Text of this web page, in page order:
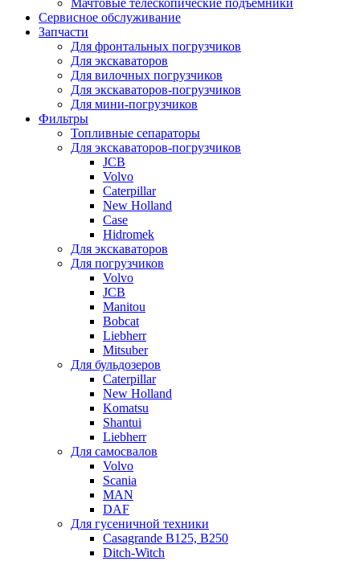
Сервисное обслуживание
Запчасти
Для фронтальных погрузчиков
Для экскаваторов
Для вилочных погрузчиков
Для экскаваторов-погрузчиков
Для мини-погрузчиков
Фильтры
Топливные сепараторы
Для экскаваторов-погрузчиков
JCB
Volvo
Caterpillar
New Holland
Case
Hidromek
Для экскаваторов
Для погрузчиков
Volvo
JCB
Manitou
Bobcat
Liebherr
Mitsuber
Для бульдозеров
Caterpillar
New Holland
Komatsu
Shantui
Liebherr
Для самосвалов
Volvo
Scania
MAN
DAF
Для гусеничной техники
Casagrande B125, B250
Ditch-Witch